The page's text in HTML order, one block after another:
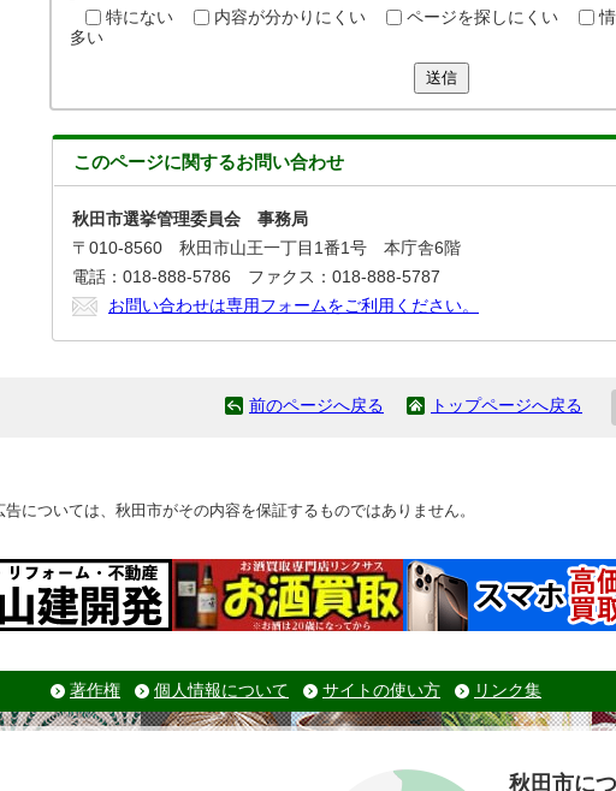
特にない
内容が分かりにくい ページを探しにくい
多い
送信
このページに関するお問い合わせ
秋田市選挙管理委員会 事務局
〒010-8560 秋田市山王一丁目1番1号 本庁舎6階
電話：018-888-5786 ファクス：018-888-5787
お問い合わせは専用フォームをご利用ください。
前のページへ戻る トップページへ戻る
については、秋田市がその内容を保証するものではありません。
著作権 個人情報について サイトの使い方 リンク集
秋田市に